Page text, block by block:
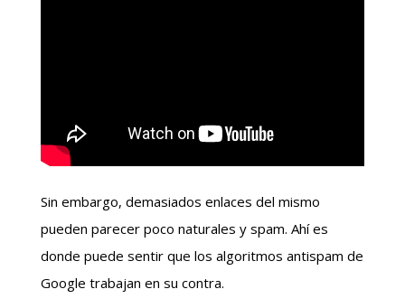
Sin embargo, demasiados enlaces del mismo
pueden parecer poco naturales y spam. Ahí es
donde puede sentir que los algoritmos antispam de
Google trabajan en su contra.